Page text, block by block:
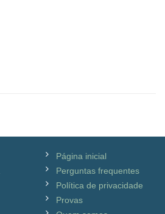
Página inicial
Perguntas frequentes
Política de privacidade
Provas